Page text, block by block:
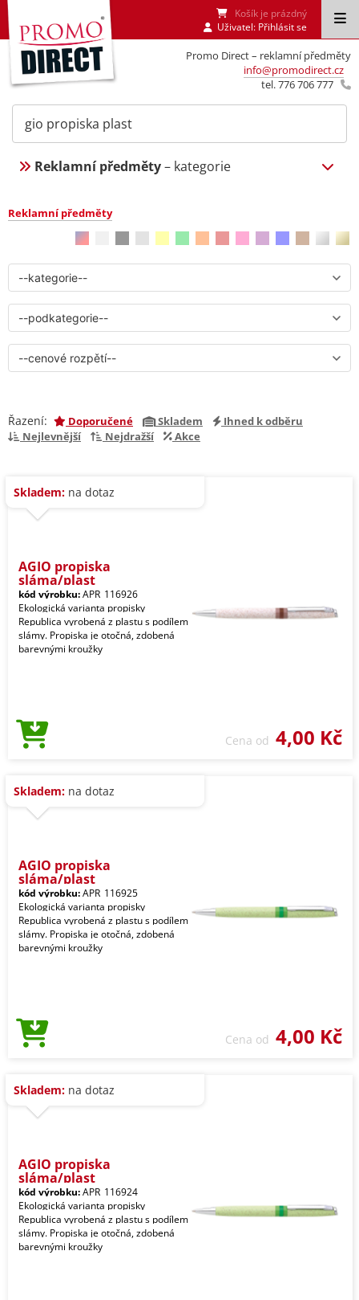
Promo Direct – reklamní předměty
info@promodirect.cz
tel. 776 706 777
Košík je prázdný
Uživatel: Přihlásit se
Reklamní předměty– kategorie
Reklamní předměty
Řazení: Doporučené Skladem
Ihned k odběru
Nejlevnější
Nejdražší Akce
Skladem: na dotaz
AGIO propiska
sláma/plast
kód výrobku:APR_116926
Ekologická varianta propisky
Republica vyrobená z plastu s podílem
slámy. Propiska je otočná, zdobená
barevnými kroužky
Cena od 4,00 Kč
Skladem: na dotaz
AGIO propiska
sláma/plast
kód výrobku:APR_116925
Ekologická varianta propisky
Republica vyrobená z plastu s podílem
slámy. Propiska je otočná, zdobená
barevnými kroužky
Cena od 4,00 Kč
Skladem: na dotaz
AGIO propiska
sláma/plast
kód výrobku:APR_116924
Ekologická varianta propisky
Republica vyrobená z plastu s podílem
slámy. Propiska je otočná, zdobená
barevnými kroužky